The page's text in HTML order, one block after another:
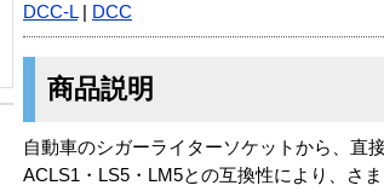
DCC-L| DCC
商品説明
自動車のシガーライターソケットから、直
ACLS1・LS5・LM5との互換性により、さ